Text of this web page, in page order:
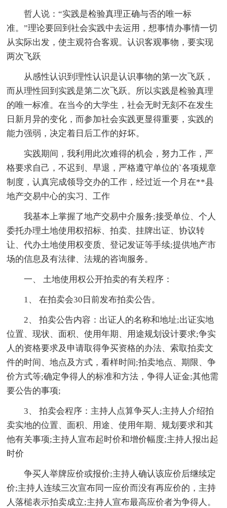
哲人说：“实践是检验真理正确与否的唯一标
准。”理论要回到社会实践中去运用，想事情办事情一切
从实际出发，使主观符合客观。认识客观事物，要实现
两次飞跃
从感性认识到理性认识是认识事物的第一次飞跃，
而从理性回到实践是第二次飞跃。所以实践是检验真理
的唯一标准。在当今的大学生，社会无时无刻不在发生
日新月异的变化，而参加社会实践更显得重要，实践的
能力强弱，决定着日后工作的好坏。
实践期间，我利用此次难得的机会，努力工作，严
格要求自己，不迟到、早退，严格遵守单位的`各项规章
制度，认真完成领导交办的工作，经过近一个月在**县
地产交易中心的实习、工作
我基本上掌握了地产交易中介服务;接受单位、个人
委托办理土地使用权招标、拍卖、挂牌出证、协议转
让、代办土地使用权变质、登记发证等手续;提供地产市
场的信息及有法律、法规的咨询服务。
一、 土地使用权公开拍卖的有关程序：
1、 在拍卖会30日前发布拍卖公告。
2、 拍卖公告内容：出证人的名称和地址;出证实地
位置、现状、面积、使用年期、用途规划设计要求;争实
人的资格要求及申请取得争买资格的办法、索取拍卖文
件的时间、地点及方式，看样时间;拍卖地点、期限、争
价方式等;确定争得人的标准和方法，争得人证金;其他需
要公告的事项;
3、 拍卖会程序：主持人点算争买人;主持人介绍拍
卖实地的位置、面积、用途、使用年期、规划要求和其
他有关事项;主持人宣布起时价和增价幅度;主持人报出起
时价
争买人举牌应价或报价;主持人确认该应价后继续定
价;主持人连续三次宣布同一应价而没有再应价的，主持
人落槌表示拍卖成立;主持人宣布最高应价者为争得人。